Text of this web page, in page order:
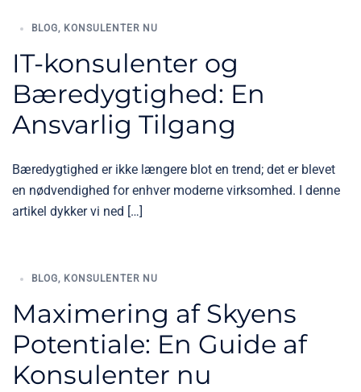
BLOG, KONSULENTER NU
IT-konsulenter og
Bæredygtighed: En
Ansvarlig Tilgang
Bæredygtighed er ikke længere blot en trend; det er blevet
en nødvendighed for enhver moderne virksomhed. I denne
artikel dykker vi ned […]
BLOG, KONSULENTER NU
Maximering af Skyens
Potentiale: En Guide af
Konsulenter nu